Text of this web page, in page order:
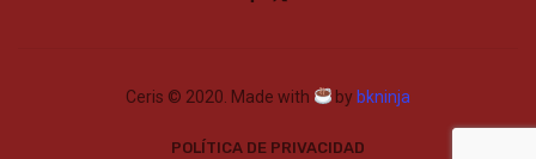
Ceris © 2020. Made with by bkninja
POLÍTICA DE PRIVACIDAD